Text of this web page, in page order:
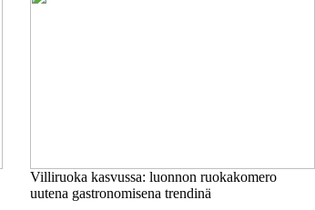
Villiruoka kasvussa: luonnon ruokakomero
uutena gastronomisena trendinä